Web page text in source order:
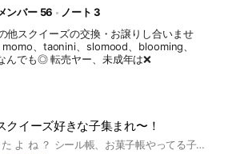
メンバー 56
ノート 3
他スクイーズの交換・お譲りし合いませ
文清、kiki なんでも◎ 転売ヤー、未成年は❌
クイーズ好きな子集まれ〜！
今 、 目 あ っ た よ ね ？ シール帳、お菓子帳やってる子は入ろう！ シール見せ合おう！悪口、喧嘩、下ネタ、自慢、個人情報＆自分の顔❌ きびしくないからみんなぜひ入ってねー！✨ #ボンボンドロップシール#おはじきシール#タイルシール#ウォーターシール#マシュマロシール#ペラペラシール#シール帳#スクイーズ#メロジョイ#大福#ピザ#バーガー